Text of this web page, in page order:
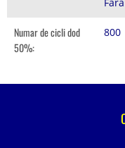
Numar de cicli dod
50%:
800